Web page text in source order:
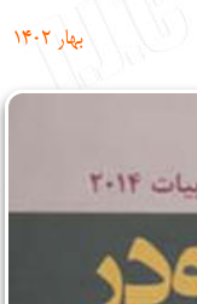
بهار 1402